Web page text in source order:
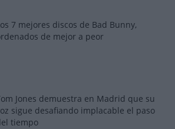
7 mejores discos de Bad Bunny,
de mejor a peor
Jones demuestra en Madrid que su
sigue desafiando implacable el paso
tiempo